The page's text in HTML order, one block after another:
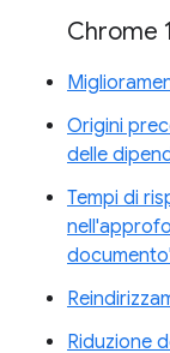
Chrome
Origini
delle
Tempi di
Riduzione